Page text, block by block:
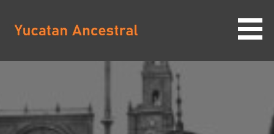
contenido
YUCATAN ANCESTRAL